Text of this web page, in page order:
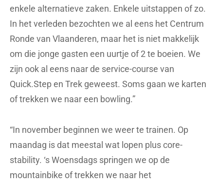
enkele alternatieve zaken. Enkele uitstappen of zo.
In het verleden bezochten we al eens het Centrum
Ronde van Vlaanderen, maar het is niet makkelijk
om die jonge gasten een uurtje of 2 te boeien. We
zijn ook al eens naar de service-course van
Quick.Step en Trek geweest. Soms gaan we karten
of trekken we naar een bowling.”
“In november beginnen we weer te trainen. Op
maandag is dat meestal wat lopen plus core-
stability. ‘s Woensdags springen we op de
mountainbike of trekken we naar het